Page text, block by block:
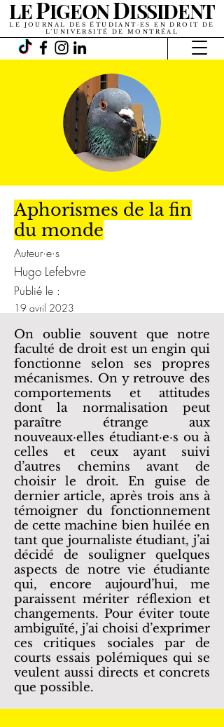
LEPIGEONDISSIDENT
LE JOURNAL DES ÉTUDIANT·ES EN DROIT DE
L’UNIVERSITÉ DE MONTRÉAL
Aphorismes de la fin
du monde
Auteur·e·s
Hugo Lefebvre
Publié le :
19 avril 2023
On oublie souvent que notre
faculté de droit est un engin qui
fonctionne selon ses propres
mécanismes. On y retrouve des
comportements et attitudes
dont la normalisation peut
paraître étrange aux
nouveaux·elles étudiant·e·s ou à
celles et ceux ayant suivi
d’autres chemins avant de
choisir le droit. En guise de
dernier article, après trois ans à
témoigner du fonctionnement
de cette machine bien huilée en
tant que journaliste étudiant, j’ai
décidé de souligner quelques
aspects de notre vie étudiante
qui, encore aujourd’hui, me
paraissent mériter réflexion et
changements. Pour éviter toute
ambiguïté, j’ai choisi d’exprimer
ces critiques sociales par de
courts essais polémiques qui se
veulent aussi directs et concrets
que possible.